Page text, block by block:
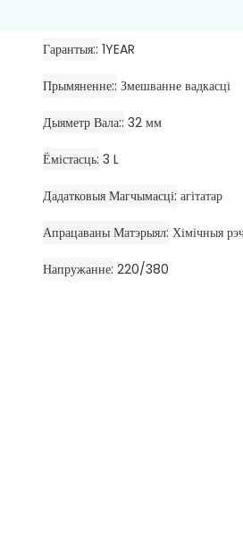
Гарантыя: 1YEAR
Прымяненне: Змешванне вадкасці
Дыяметр Вала: 32 мм
Ёмістасць 3 L
Дадатковыя Магчымасці агітатар
Апрацаваны Матэрыял Хімічныя
Напружанне 220/380